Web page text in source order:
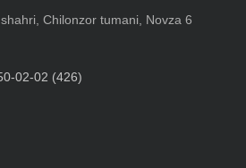
Chilonzor tumani, Novza 6
02-02 (426)